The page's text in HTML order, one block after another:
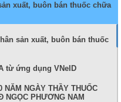
xuất, buôn bán thuốc chữa
sản xuất, buôn bán thuốc
từ ứng dụng VNeID
NĂM NGÀY THẦY THUỐC
NGỌC PHƯƠNG NAM